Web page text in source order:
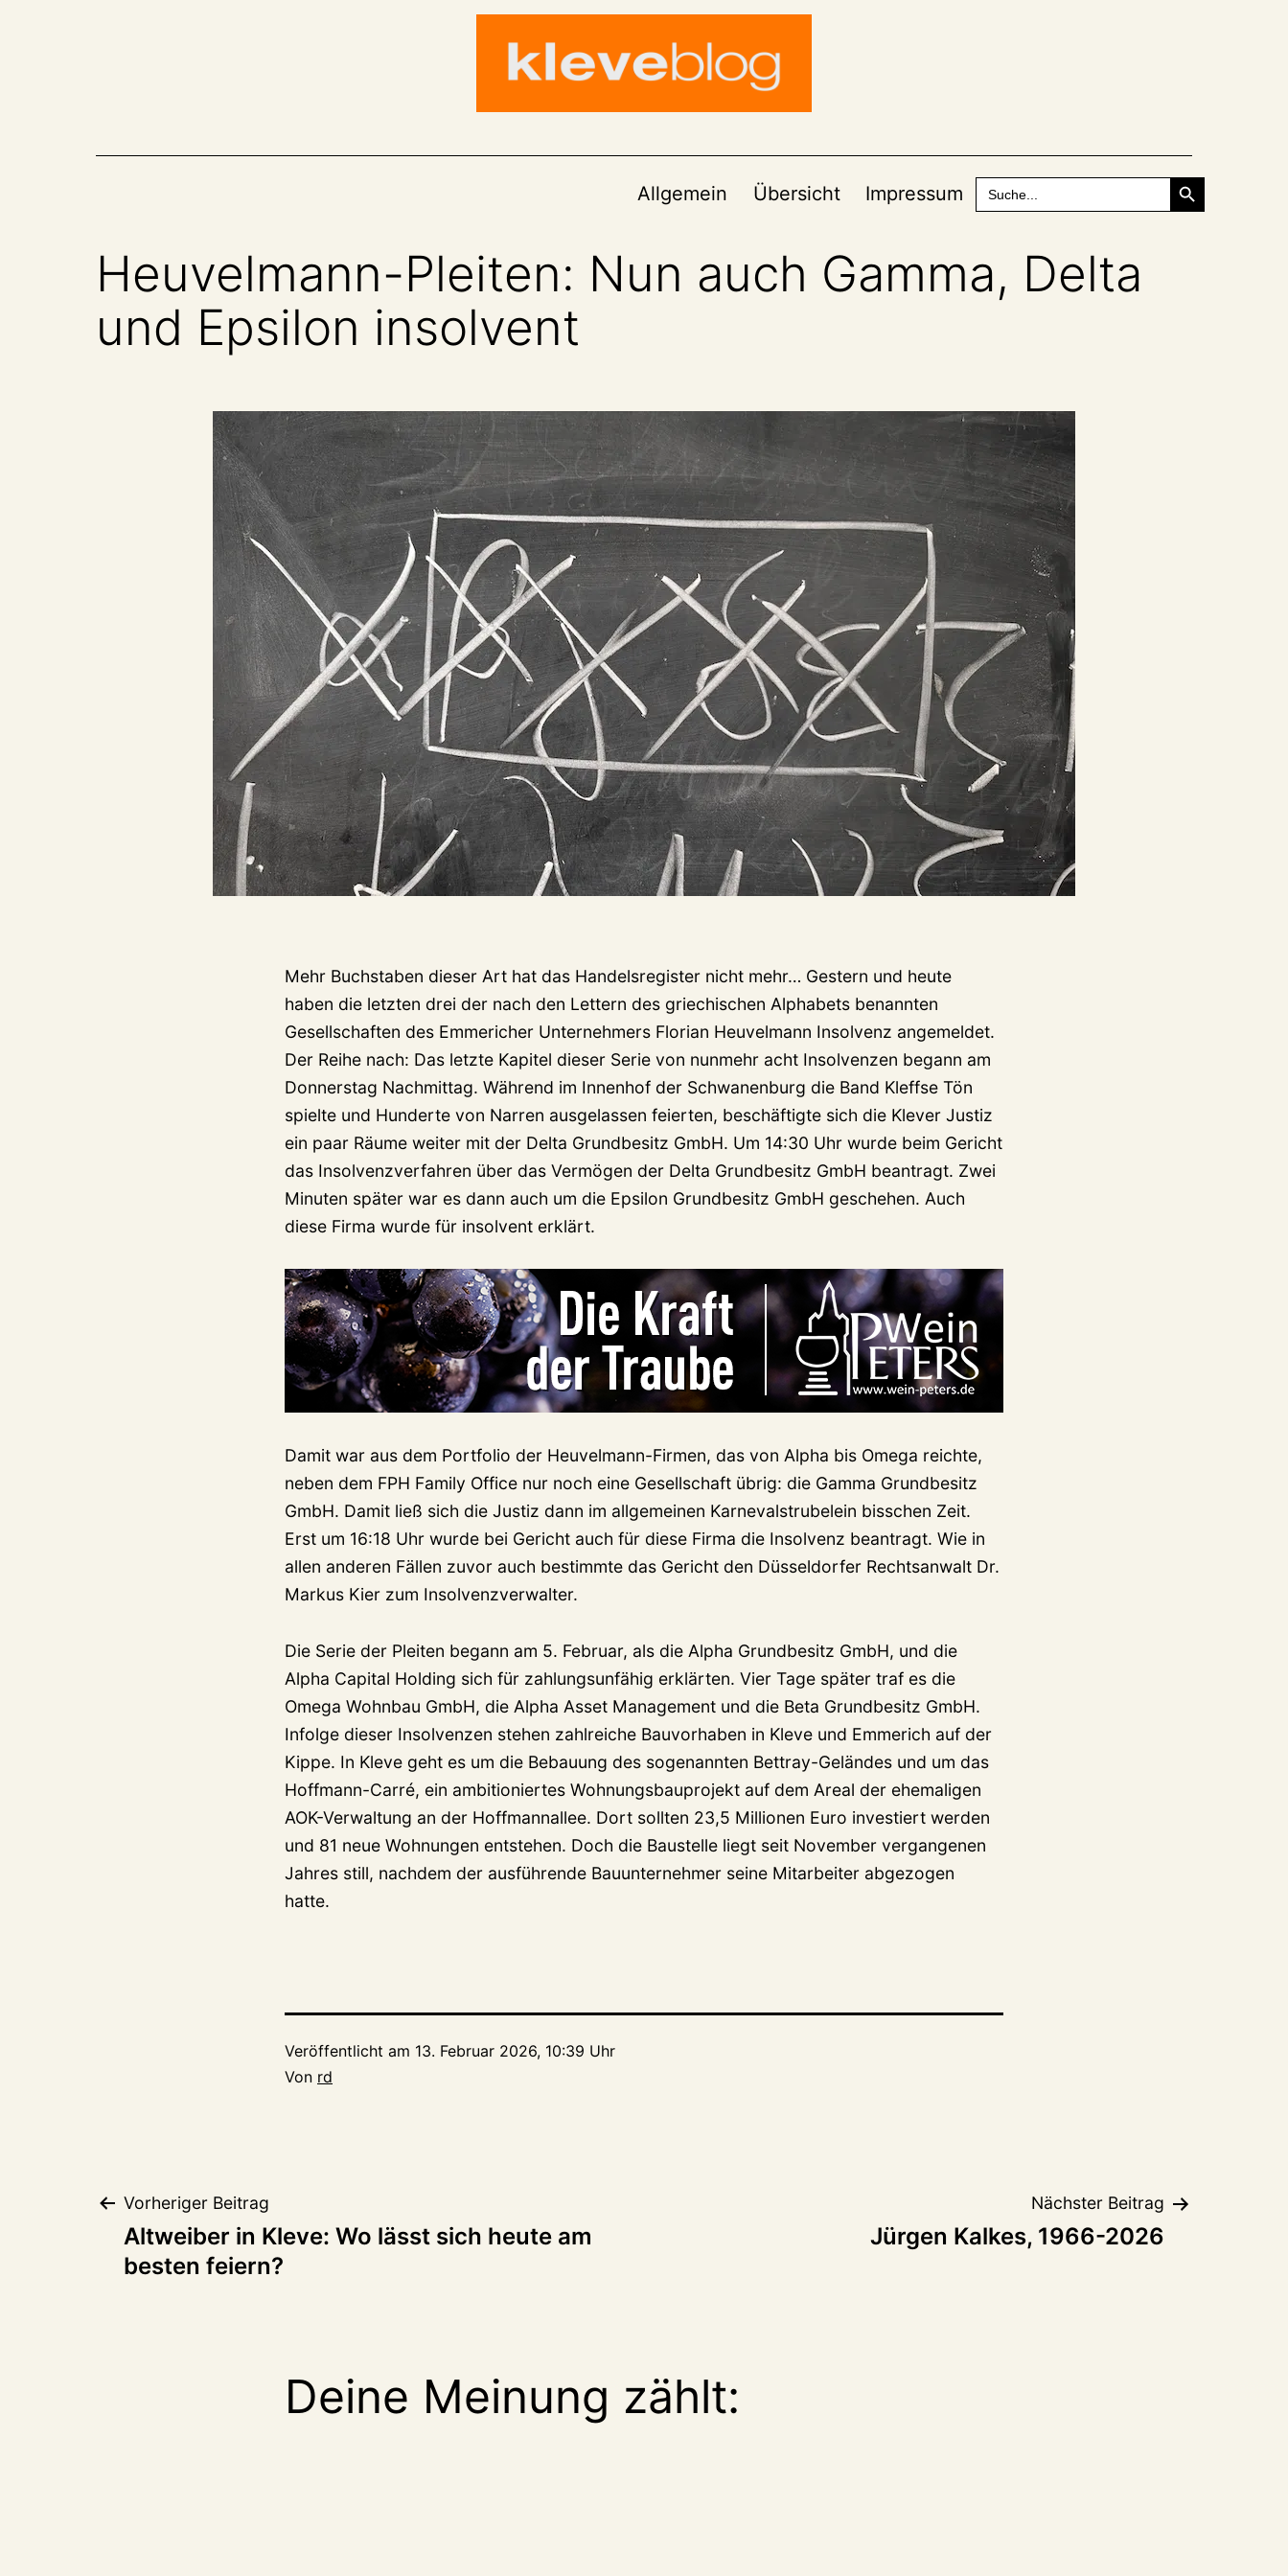
Allgemein Übersicht Impressum
Search
for:
Search Button
Heuvelmann-Pleiten: Nun auch Gamma, Delta
und Epsilon insolvent
Mehr Buchstaben dieser Art hat das Handelsregister nicht mehr… Gestern und heute
haben die letzten drei der nach den Lettern des griechischen Alphabets benannten
Gesellschaften des Emmericher Unternehmers Florian Heuvelmann Insolvenz angemeldet.
Der Reihe nach: Das letzte Kapitel dieser Serie von nunmehr acht Insolvenzen begann am
Donnerstag Nachmittag. Während im Innenhof der Schwanenburg die Band Kleffse Tön
spielte und Hunderte von Narren ausgelassen feierten, beschäftigte sich die Klever Justiz
ein paar Räume weiter mit der Delta Grundbesitz GmbH. Um 14:30 Uhr wurde beim Gericht
das Insolvenzverfahren über das Vermögen der Delta Grundbesitz GmbH beantragt. Zwei
Minuten später war es dann auch um die Epsilon Grundbesitz GmbH geschehen. Auch
diese Firma wurde für insolvent erklärt.
Damit war aus dem Portfolio der Heuvelmann-Firmen, das von Alpha bis Omega reichte,
neben dem FPH Family Office nur noch eine Gesellschaft übrig: die Gamma Grundbesitz
GmbH. Damit ließ sich die Justiz dann im allgemeinen Karnevalstrubelein bisschen Zeit.
Erst um 16:18 Uhr wurde bei Gericht auch für diese Firma die Insolvenz beantragt. Wie in
allen anderen Fällen zuvor auch bestimmte das Gericht den Düsseldorfer Rechtsanwalt Dr.
Markus Kier zum Insolvenzverwalter.
Die Serie der Pleiten begann am 5. Februar, als die Alpha Grundbesitz GmbH, und die
Alpha Capital Holding sich für zahlungsunfähig erklärten. Vier Tage später traf es die
Omega Wohnbau GmbH, die Alpha Asset Management und die Beta Grundbesitz GmbH.
Infolge dieser Insolvenzen stehen zahlreiche Bauvorhaben in Kleve und Emmerich auf der
Kippe. In Kleve geht es um die Bebauung des sogenannten Bettray-Geländes und um das
Hoffmann-Carré, ein ambitioniertes Wohnungsbauprojekt auf dem Areal der ehemaligen
AOK-Verwaltung an der Hoffmannallee. Dort sollten 23,5 Millionen Euro investiert werden
und 81 neue Wohnungen entstehen. Doch die Baustelle liegt seit November vergangenen
Jahres still, nachdem der ausführende Bauunternehmer seine Mitarbeiter abgezogen
hatte.
Veröffentlicht am 13. Februar 2026, 10:39 Uhr
Von rd
Beitragsnavigation
Vorheriger Beitrag
Altweiber in Kleve: Wo lässt sich heute am
besten feiern?
Nächster Beitrag
Jürgen Kalkes, 1966-2026
Deine Meinung zählt: